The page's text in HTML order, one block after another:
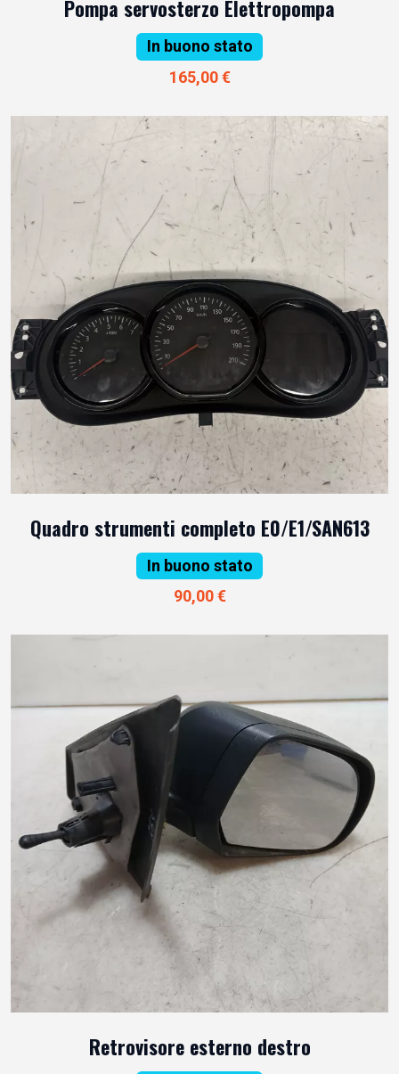
Pompa servosterzo Elettropompa
In buono stato
165,00 €
Quadro strumenti completo E0/E1/SAN613
In buono stato
90,00 €
Retrovisore esterno destro